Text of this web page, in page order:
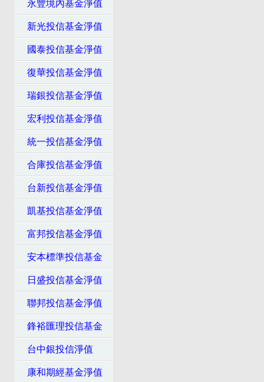
永豐境內基金淨值
新光投信基金淨值
國泰投信基金淨值
復華投信基金淨值
瑞銀投信基金淨值
宏利投信基金淨值
統一投信基金淨值
合庫投信基金淨值
台新投信基金淨值
凱基投信基金淨值
富邦投信基金淨值
安本標準投信基金
日盛投信基金淨值
聯邦投信基金淨值
鋒裕匯理投信基金
台中銀投信淨值
康和期經基金淨值